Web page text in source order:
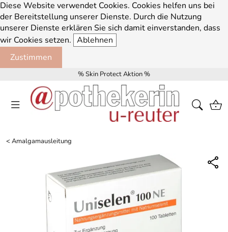
Diese Website verwendet Cookies. Cookies helfen uns bei
der Bereitstellung unserer Dienste. Durch die Nutzung
unserer Dienste erklären Sie sich damit einverstanden, dass
wir Cookies setzen. Ablehnen
Zustimmen
% Skin Protect Aktion %
<Amalgamausleitung